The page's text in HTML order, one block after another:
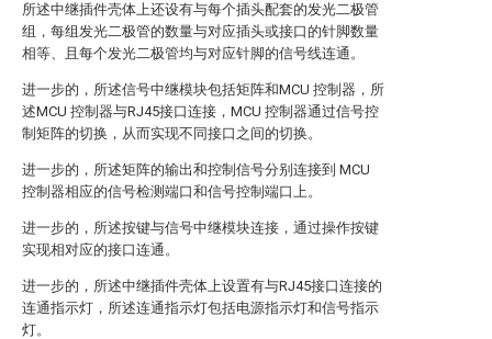
所述中继插件壳体上还设有与每个插头配套的发光二极管
组，每组发光二极管的数量与对应插头或接口的针脚数量
相等、且每个发光二极管均与对应针脚的信号线连通。
进一步的，所述信号中继模块包括矩阵和MCU 控制器，所
述MCU 控制器与RJ45接口连接，MCU 控制器通过信号控
制矩阵的切换，从而实现不同接口之间的切换。
进一步的，所述矩阵的输出和控制信号分别连接到 MCU
控制器相应的信号检测端口和信号控制端口上。
进一步的，所述按键与信号中继模块连接，通过操作按键
实现相对应的接口连通。
进一步的，所述中继插件壳体上设置有与RJ45接口连接的
连通指示灯，所述连通指示灯包括电源指示灯和信号指示
灯。